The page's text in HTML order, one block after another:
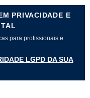
PRIVACIDADE E
para profissionais e
LGPD DA SUA